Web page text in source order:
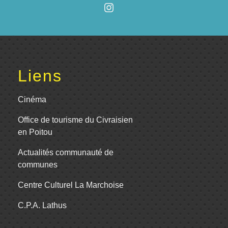
Liens
Cinéma
Office de tourisme du Civraisien
en Poitou
Actualités communauté de
communes
Centre Culturel La Marchoise
C.P.A. Lathus